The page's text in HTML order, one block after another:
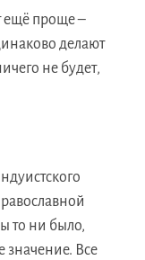
ещё проще –
делают
не будет,
то ни было,
значение. Все